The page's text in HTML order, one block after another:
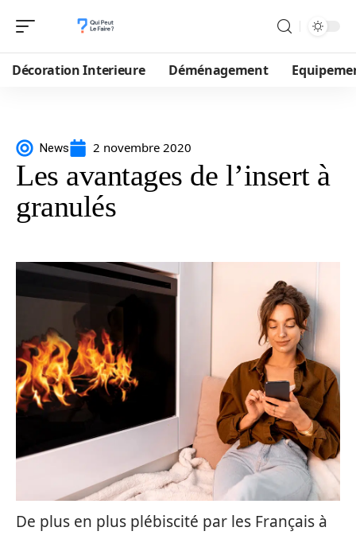
Décoration Interieure Déménagement
News 2 novembre 2020
Les avantages de l’insert à
granulés
De plus en plus plébiscité par les Français à